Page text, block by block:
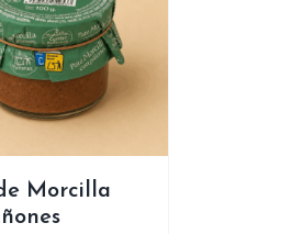
Morcilla